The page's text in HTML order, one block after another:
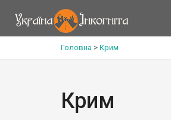
Головна > Крим
Крим